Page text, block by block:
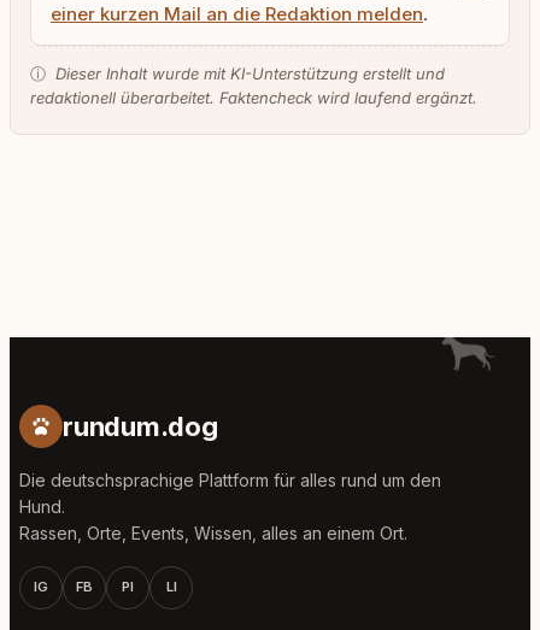
einer kurzen Mail an die Redaktion melden.
ⓘ Dieser Inhalt wurde mit KI-Unterstützung erstellt und
redaktionell überarbeitet. Faktencheck wird laufend ergänzt.
rundum.dog
Die deutschsprachige Plattform für alles rund um den
Hund.
Rassen, Orte, Events, Wissen, alles an einem Ort.
IG FB PI LI